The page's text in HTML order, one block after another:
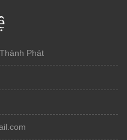
Phát